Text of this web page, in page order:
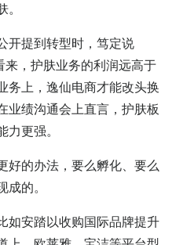
开提到转型时，笃定说
来，护肤业务的利润远高于
务上，逸仙电商才能改头换
业绩沟通会上直言，护肤板
更强。
好的办法，要么孵化、要么
的。
如安踏以收购国际品牌提升